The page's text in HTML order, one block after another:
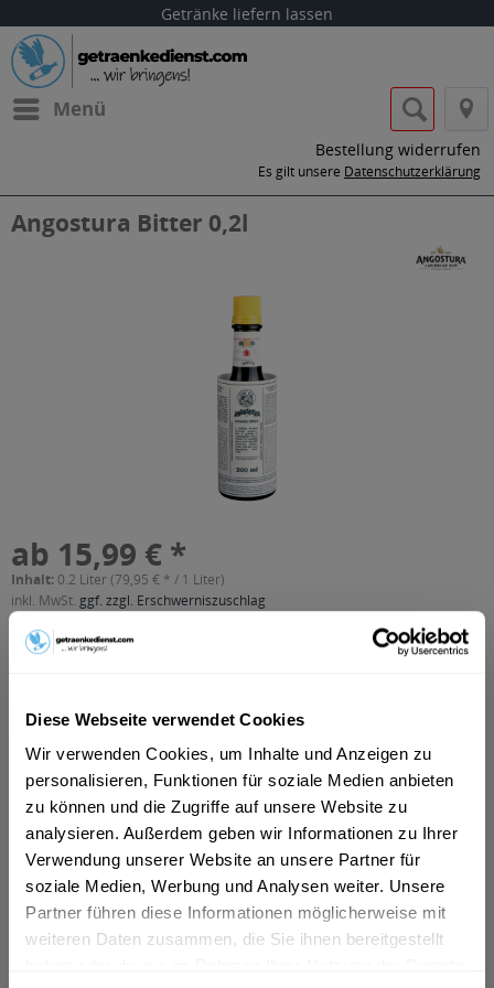
Diese Webseite verwendet Cookies
Wir verwenden Cookies, um Inhalte und Anzeigen zu
personalisieren, Funktionen für soziale Medien anbieten
zu können und die Zugriffe auf unsere Website zu
analysieren. Außerdem geben wir Informationen zu Ihrer
Verwendung unserer Website an unsere Partner für
soziale Medien, Werbung und Analysen weiter. Unsere
Partner führen diese Informationen möglicherweise mit
weiteren Daten zusammen, die Sie ihnen bereitgestellt
Getränke liefern lassen
Menü
Bestellung widerrufen
Es gilt unsere Datenschutzerklärung
Angostura Bitter 0,2l
ab 15,99 € *
Inhalt: 0.2 Liter (79,95 € * / 1 Liter)
inkl. MwSt. ggf. zzgl. Erschwerniszuschlag
Vorrätig
Artikel-Nr.:
11264
Verfügbar in:
Düsseldorf,Hilden ,Erkrath
Beschreibung
""Ein Cocktailschrank ohne Angostura ist wie eine Küche ohne
Salz und Pfeffer. ANGOSTURA®... mehr
"Angostura Bitter 0,2l"
""Ein Cocktailschrank ohne Angostura ist wie eine Küche